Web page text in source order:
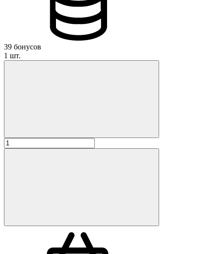
39 бонусов
1 шт.